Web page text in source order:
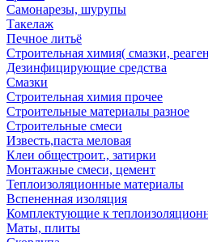
Самонарезы, шурупы
Такелаж
Печное литьё
Строительная химия( смазки,
Дезинфицирующие средства
Смазки
Строительная химия прочее
Строительные материалы разное
Строительные смеси
Известь,паста меловая
Клеи общестроит., затирки
Монтажные смеси, цемент
Теплоизоляционные материалы
Вспененная изоляция
Комплектующие к
Маты, плиты